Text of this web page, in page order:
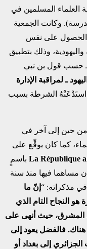
العلماء المسلمين في
التعليم (130000 متمدرساً في 300 مدرسة). وكانت الجمعية
الحصول على نفس
واليهودية، وذلك بتطبيق
ـ حسب قول بن نبي
ـ لمراقبة الإدارة
استَدْعَتْهُ الشرطة بسبب
من حين إلى آخر في
كما كان يوقِّع على
La République باسمٍ
مساهما فيها منذ سنة
إنّ ما
النجاح التام الذي
المشرق، حيث أنهى على
فالفضل يعود إلى
إلى بغداد أو